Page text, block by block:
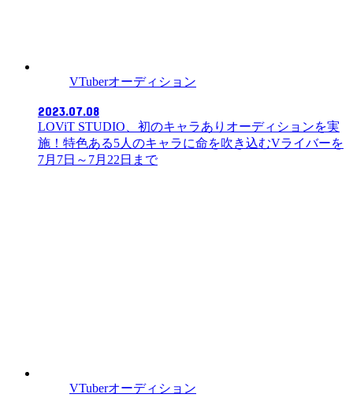
VTuberオーディション
2023.07.08
LOViT STUDIO、初のキャラありオーディションを実
施！特色ある5人のキャラに命を吹き込むVライバーを
7月7日～7月22日まで
VTuberオーディション